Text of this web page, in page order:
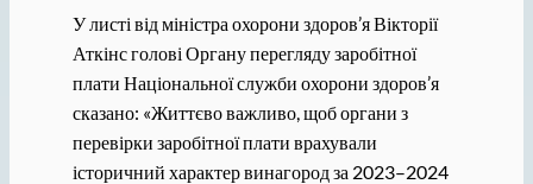
У листі від міністра охорони здоров’я Вікторії
Аткінс голові Органу перегляду заробітної
плати Національної служби охорони здоров’я
сказано: «Життєво важливо, щоб органи з
перевірки заробітної плати врахували
історичний характер винагород за 2023–2024